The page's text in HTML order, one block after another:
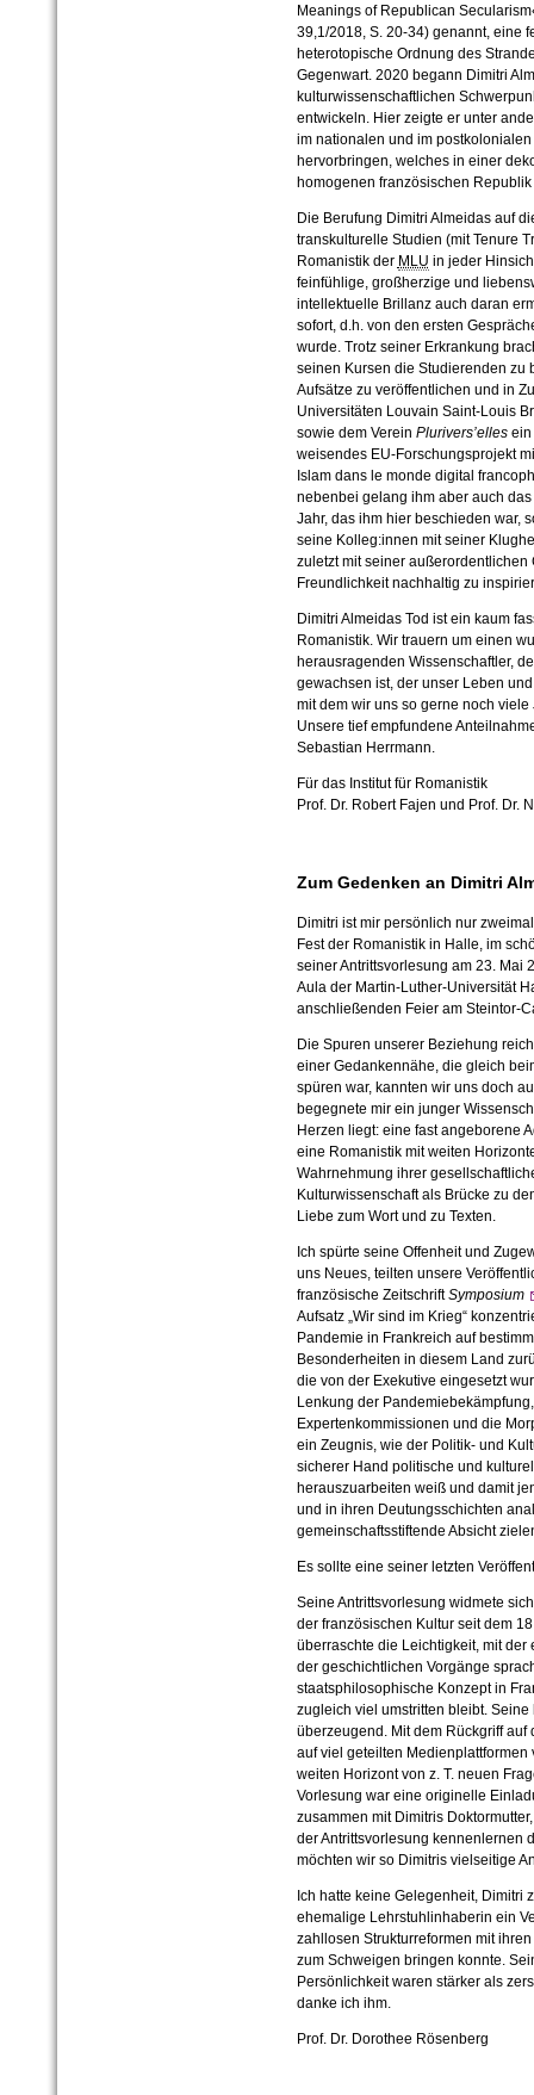
Meanings of Republican
39,1/2018, S. 20-34) genannt, eine
heterotopische Ordnung des
Gegenwart. 2020 begann Dimitri
kulturwissenschaftlichen
entwickeln. Hier zeigte er unter
im nationalen und im
hervorbringen, welches in einer
homogenen französischen
Die Berufung Dimitri Almeidas auf
transkulturelle Studien (mit Tenure
Romanistik der MLU in jeder
feinfühlige, großherzige und
intellektuelle Brillanz auch daran
sofort, d.h. von den ersten
wurde. Trotz seiner Erkrankung
seinen Kursen die Studierenden zu
Aufsätze zu veröffentlichen und in
Universitäten Louvain Saint-Louis
sowie dem Verein Plurivers’ellesein
weisendes EU-Forschungsprojekt
Islam dans le monde digital
nebenbei gelang ihm aber auch
Jahr, das ihm hier beschieden war,
seine Kolleg:innen mit seiner
zuletzt mit seiner
Freundlichkeit nachhaltig zu
Dimitri Almeidas Tod ist ein kaum
Romanistik. Wir trauern um einen
herausragenden Wissenschaftler,
gewachsen ist, der unser Leben
mit dem wir uns so gerne noch
Unsere tief empfundene
Sebastian Herrmann.
Für das Institut für Romanistik
Prof. Dr. Robert Fajen und Prof. Dr.
Zum Gedenken an Dimitri
Dimitri ist mir persönlich nur
Fest der Romanistik in Halle, im
seiner Antrittsvorlesung am 23. Mai
Aula der Martin-Luther-Universität
anschließenden Feier am Steintor-
Die Spuren unserer Beziehung
einer Gedankennähe, die gleich
spüren war, kannten wir uns doch
begegnete mir ein junger
Herzen liegt: eine fast angeborene
eine Romanistik mit weiten
Wahrnehmung ihrer
Kulturwissenschaft als Brücke zu
Liebe zum Wort und zu Texten.
Ich spürte seine Offenheit und
uns Neues, teilten unsere
französische ZeitschriftSymposium
Aufsatz „Wir sind im Krieg“
Pandemie in Frankreich auf
Besonderheiten in diesem Land
die von der Exekutive eingesetzt
Lenkung der
Expertenkommissionen und die
ein Zeugnis, wie der Politik- und
sicherer Hand politische und
herauszuarbeiten weiß und damit
und in ihren Deutungsschichten
gemeinschaftsstiftende Absicht
Es sollte eine seiner letzten
Seine Antrittsvorlesung widmete
der französischen Kultur seit dem
überraschte die Leichtigkeit, mit
der geschichtlichen Vorgänge
staatsphilosophische Konzept in
zugleich viel umstritten bleibt.
überzeugend. Mit dem Rückgriff auf
auf viel geteilten
weiten Horizont von z. T. neuen
Vorlesung war eine originelle
zusammen mit Dimitris
der Antrittsvorlesung kennenlernen
möchten wir so Dimitris vielseitige
Ich hatte keine Gelegenheit, Dimitri
ehemalige Lehrstuhlinhaberin ein
zahllosen Strukturreformen mit
zum Schweigen bringen konnte.
Persönlichkeit waren stärker als
danke ich ihm.
Prof. Dr. Dorothee Rösenberg